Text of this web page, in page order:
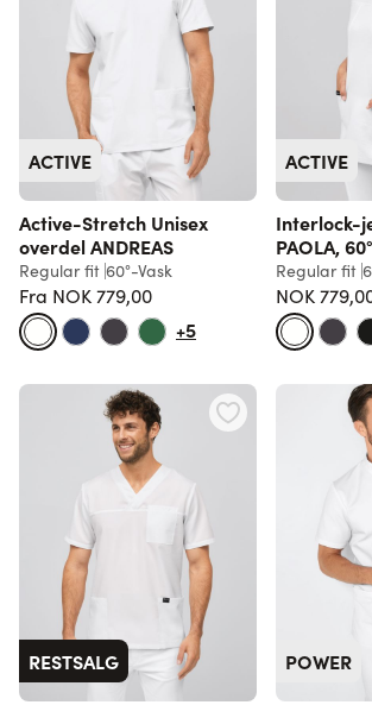
ACTIVE
Active-Stretch Unisex
overdel ANDREAS
Regular fit 60°-Vask
Fra NOK 779,00Vanlig pris
+5
ACTIVE
Interlock-
PAOLA, 60°
Regular fit
NOK
RESTSALG POWER